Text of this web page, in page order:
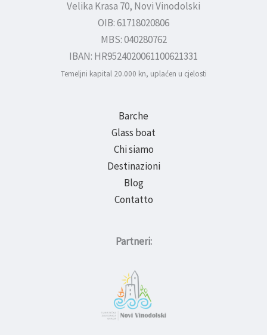
Velika Krasa 70, Novi Vinodolski
OIB: 61718020806
MBS: 040280762
IBAN: HR9524020061100621331
Temeljni kapital 20.000 kn, uplaćen u cjelosti
Barche
Glass boat
Chi siamo
Destinazioni
Blog
Contatto
Partneri: